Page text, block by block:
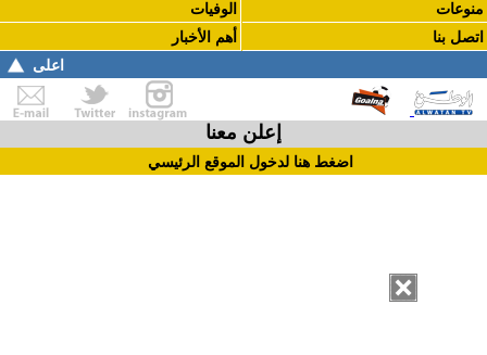
منوعات
الوفيات
اتصل بنا
أهم الأخبار
اعلى
إعلن معنا
اضغط هنا لدخول الموقع الرئيسي